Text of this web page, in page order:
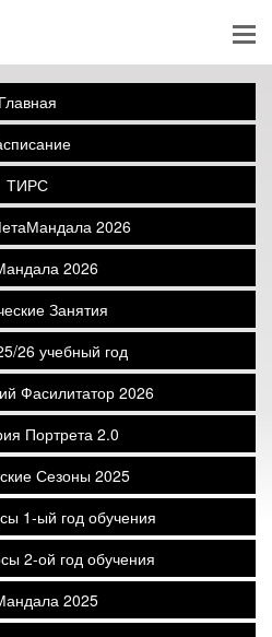
Главная
ТИРС
2026
2026
Занятия
26 учебный год
Фасилитатор 2026
Портрета 2.0
Сезоны 2025
1-ый год обучения
2-ой год обучения
2025